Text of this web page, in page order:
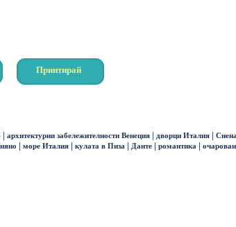
Принтирай
| архитектурни забележителности Венеция | дворци Италия | Сиена
| море Италия | кулата в Пиза | Данте | романтика |